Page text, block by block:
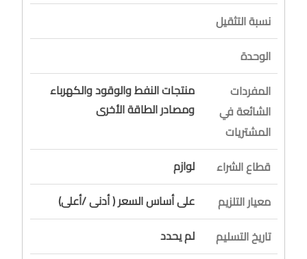
نسبة التثقيل
الوحدة
المفردات
الشائعة في
المشتريات
منتجات النفط والوقود والكهرباء
ومصادر الطاقة الأخرى
قطاع الشراء
لوازم
معيار التلزيم
على أساس السعر ( أدنى /أعلى)
تاريخ التسليم
لم يحدد